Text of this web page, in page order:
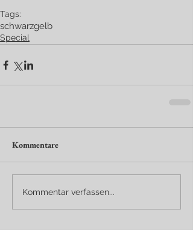
Tags:
schwarzgelb
Special
Kommentare
Kommentar verfassen...